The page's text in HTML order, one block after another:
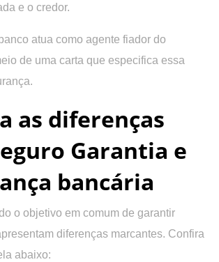
e o credor.
atua como agente fiador do
de uma carta que especifica essa
as diferenças
Garantia e
bancária
o objetivo em comum de garantir
diferenças marcantes. Confira
abaixo: